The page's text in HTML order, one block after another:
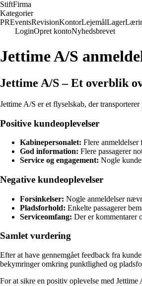
StiftFirma
Kategorier
PREventsRevisionKontorLejemålLager
LoginOpret kontoNyhedsbrevet
Jettime A/S
Jettime A/S – Et overblik
Jettime A/S er et flyselskab, der
Positive kundeoplevelser
Kabinepersonalet: Flere anmeldelser
God information: Flere passagerer
Service og engagement: Nogle
Negative kundeoplevelser
Forsinkelser: Nogle anmeldelser
Pladsforhold: Enkelte passagerer
Serviceomfang: Der er kommentarer
Samlet vurdering
Efter at have gennemgået feedback fra
bekymringer omkring punktlighed og
For at sikre en positiv oplevelse med